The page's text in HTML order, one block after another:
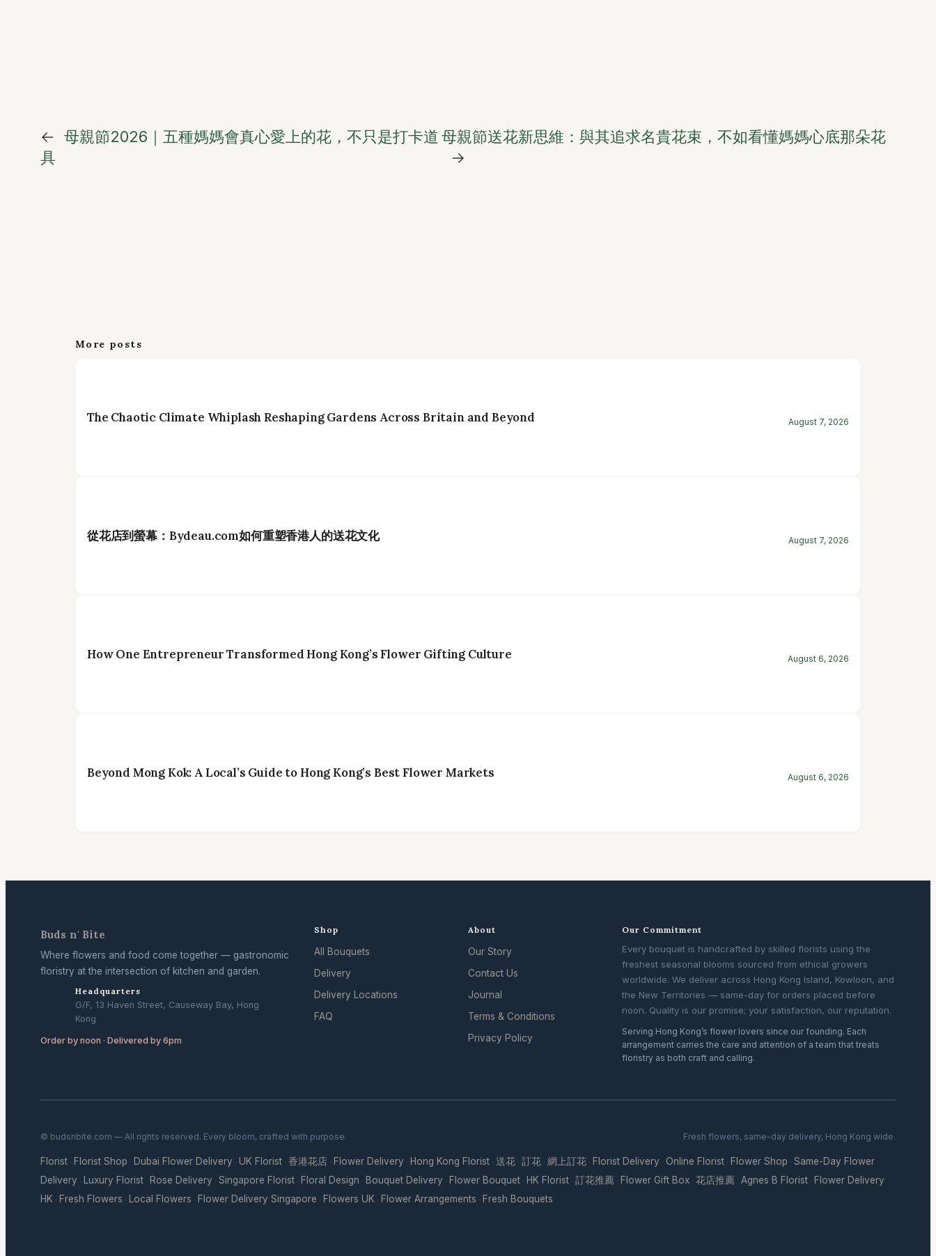
← 母親節2026｜五種媽媽會真心愛上的花，不只是打卡道
具
母親節送花新思維：與其追求名貴花束，不如看懂媽媽心底那朵花
→
More posts
The Chaotic Climate Whiplash Reshaping Gardens Across Britain and Beyond August 7, 2026
從花店到螢幕：Bydeau.com如何重塑香港人的送花文化 August 7, 2026
How One Entrepreneur Transformed Hong Kong’s Flower Gifting Culture August 6, 2026
Beyond Mong Kok: A Local’s Guide to Hong Kong’s Best Flower Markets August 6, 2026
Buds n' Bite
Where flowers and food come together — gastronomic
floristry at the intersection of kitchen and garden.
Headquarters
G/F, 13 Haven Street, Causeway Bay, Hong
Kong
Order by noon · Delivered by 6pm
Shop
All Bouquets
Delivery
Delivery Locations
FAQ
About
Our Story
Contact Us
Journal
Terms & Conditions
Privacy Policy
Our Commitment
Every bouquet is handcrafted by skilled florists using the
freshest seasonal blooms sourced from ethical growers
worldwide. We deliver across Hong Kong Island, Kowloon, and
the New Territories — same-day for orders placed before
noon. Quality is our promise; your satisfaction, our reputation.
Serving Hong Kong’s flower lovers since our founding. Each
arrangement carries the care and attention of a team that treats
floristry as both craft and calling.
© budsnbite.com — All rights reserved. Every bloom, crafted with purpose. Fresh flowers, same-day delivery, Hong Kong wide.
Florist · Florist Shop · Dubai Flower Delivery · UK Florist · 香港花店 · Flower Delivery · Hong Kong Florist · 送花 · 訂花 · 網上訂花 · Florist Delivery · Online Florist · Flower Shop · Same-Day Flower
Delivery · Luxury Florist · Rose Delivery · Singapore Florist · Floral Design · Bouquet Delivery · Flower Bouquet · HK Florist · 訂花推薦 · Flower Gift Box · 花店推薦 · Agnes B Florist · Flower Delivery
HK · Fresh Flowers · Local Flowers · Flower Delivery Singapore · Flowers UK · Flower Arrangements · Fresh Bouquets